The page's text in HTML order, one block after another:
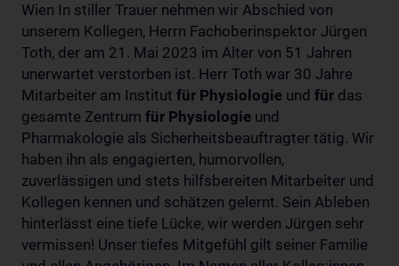
Wien In stiller Trauer nehmen wir Abschied von
unserem Kollegen, Herrn Fachoberinspektor Jürgen
Toth, der am 21. Mai 2023 im Alter von 51 Jahren
unerwartet verstorben ist. Herr Toth war 30 Jahre
Mitarbeiter am Institut für Physiologie und für das
gesamte Zentrum für Physiologie und
Pharmakologie als Sicherheitsbeauftragter tätig. Wir
haben ihn als engagierten, humorvollen,
zuverlässigen und stets hilfsbereiten Mitarbeiter und
Kollegen kennen und schätzen gelernt. Sein Ableben
hinterlässt eine tiefe Lücke, wir werden Jürgen sehr
vermissen! Unser tiefes Mitgefühl gilt seiner Familie